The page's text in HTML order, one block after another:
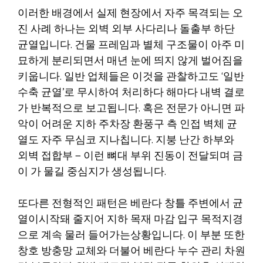
이러한 배경에서 실제 현장에서 자주 목격되는 오
진 사례 하나는 외벽 외부 사다리나 돌출부 하단
균열입니다. 건물 프레임과 별체 구조물이 아주 미
묘하게 분리되면서 매년 눈에 띄지 않게 벌어짐을
키웁니다. 일반 업체들은 이것을 관찰하고도 ‘일반
수축 균열’로 무시하여 처리하다 해마다 내벽 결로
가 반복적으로 보고됩니다. 혹은 전문가 아니면 파
악이 어려운 지하 주차장 환풍구 측 인접 벽체 균
열도 자주 무심코 지나칩니다. 지붕 난간 하부와
외벽 접합부 — 이런 뼈대 부위 진동이 전달되며 금
이 가 물길 중심지가 생성됩니다.
또다른 전형적인 패턴은 베란다 창틀 주변에서 균
열이시작돼 줄지어 지하 목재 마감 입구 목적지경
으로 계속 물러 들어가는상황입니다. 이 부분 또한
창호 방충망 교체와 더불어 베란다 누수 관리 차원